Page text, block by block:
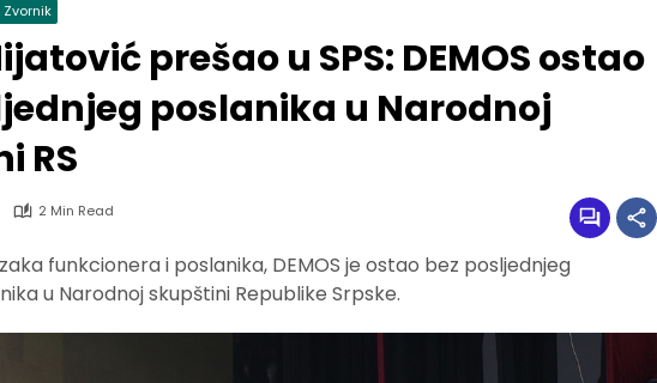
Zvornik
prešao u SPS: DEMOS ostao
poslanika u Narodnoj
RS
2 Min Read
funkcionera i poslanika, DEMOS je ostao bez posljednjeg
u Narodnoj skupštini Republike Srpske.